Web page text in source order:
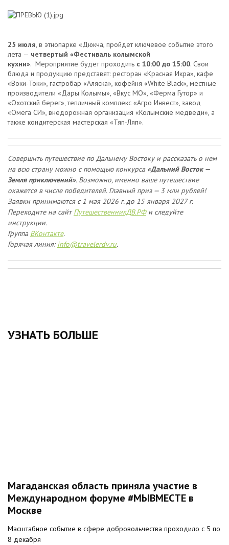
25 июля, в этнопарке «Дюкча, пройдет ключевое событие этого
лета — четвертый «Фестиваль колымской
кухни». Мероприятие будет проходить с 10:00 до 15:00. Свои
блюда и продукцию представят: ресторан «Красная Икра», кафе
«Воки-Токи», гастробар «Аляска», кофейня «White Black», местные
производители «Дары Колымы», «Вкус МО», «Ферма Гутор» и
«Охотский берег», тепличный комплекс «Агро Инвест», завод
«Омега СИ», внедорожная организация «Колымские медведи», а
также кондитерская мастерская «Тяп-Ляп».
Совершить путешествие по Дальнему Востоку и рассказать о нем
на всю страну можно с помощью конкурса «Дальний Восток —
Земля приключений». Возможно, именно ваше путешествие
окажется в числе победителей. Главный приз — 3 млн рублей!
Заявки принимаются с 1 мая 2026 г. до 15 января 2027 г.
Переходите на сайтПутешественникДВ.РФи следуйте
инструкции.
Группа ВКонтакте.
Горячая линия:info@travelerdv.ru.
УЗНАТЬ БОЛЬШЕ
Магаданская область приняла участие в
Международном форуме #МЫВМЕСТЕ в
Москве
Масштабное событие в сфере добровольчества проходило с 5 по
8 декабря